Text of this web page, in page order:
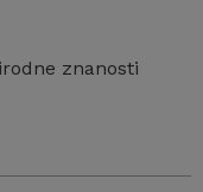
znanosti